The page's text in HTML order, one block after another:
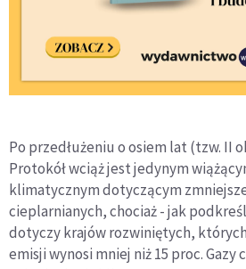
Po przedłużeniu o osiem lat (tzw. II
Protokół wciąż jest jedynym
klimatycznym dotyczącym
cieplarnianych, chociaż - jak
dotyczy krajów rozwiniętych,
emisji wynosi mniej niż 15 proc.